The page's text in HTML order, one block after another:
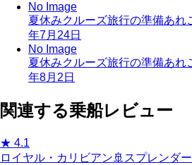
No Image
夏休みクルーズ旅行の準備あれ
年7月24日
No Image
夏休みクルーズ旅行の準備あれ
年8月2日
関連する乗船レビュー
★ 4.1
ロイヤル・カリビアン 🚢 スプレンダ